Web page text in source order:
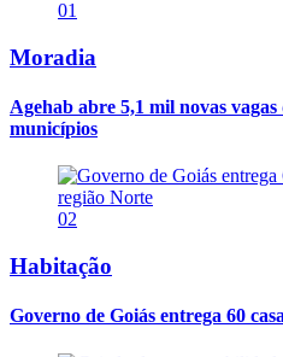
01
Moradia
Agehab abre 5,1 mil novas
municípios
02
Habitação
Governo de Goiás entrega 60